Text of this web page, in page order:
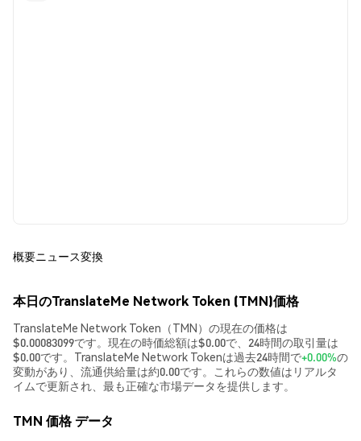
概要ニュース変換
本日のTranslateMe Network Token (TMN)価格
TranslateMe Network Token（TMN）の現在の価格は
$0.00083099です。現在の時価総額は$0.00で、24時間の取引量は
$0.00です。TranslateMe Network Tokenは過去24時間で+0.00%の
変動があり、流通供給量は約0.00です。これらの数値はリアルタ
イムで更新され、最も正確な市場データを提供します。
TMN 価格 データ